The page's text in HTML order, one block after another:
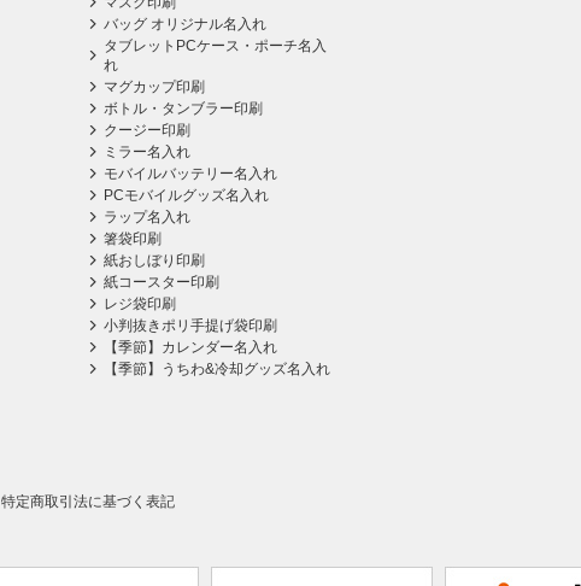
バッグ オリジナル名入れ
タブレットPCケース・ポーチ名入
れ
マグカップ印刷
ボトル・タンブラー印刷
クージー印刷
ミラー名入れ
モバイルバッテリー名入れ
PCモバイルグッズ名入れ
ラップ名入れ
箸袋印刷
紙おしぼり印刷
紙コースター印刷
レジ袋印刷
小判抜きポリ手提げ袋印刷
【季節】カレンダー名入れ
【季節】うちわ&冷却グッズ名入れ
特定商取引法に基づく表記